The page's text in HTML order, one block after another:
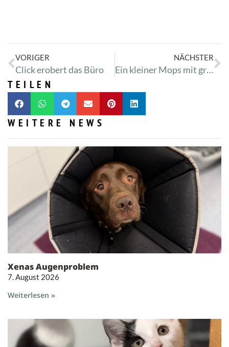
VORIGER
Click erobert das Büro
NÄCHSTER
Ein kleiner Mops mit großem Hautproblem
TEILEN
WEITERE NEWS
Xenas Augenproblem
7. August 2026
Weiterlesen »